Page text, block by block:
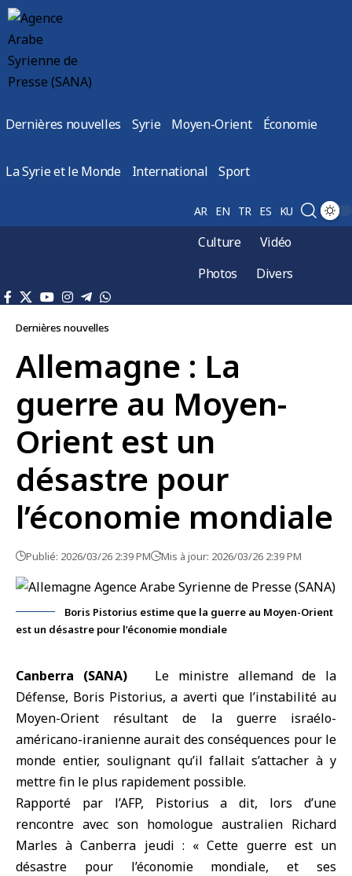
Dernières nouvelles Syrie Moyen-Orient Économie
La Syrie et le Monde International Sport
AR EN TR ES KU
Culture
Vidéo
Photos
Divers
Dernières nouvelles
Allemagne : La
guerre au Moyen-
Orient est un
désastre pour
l’économie mondiale
Publié: 2026/03/26 2:39 PM Mis à jour: 2026/03/26 2:39 PM
Boris Pistorius estime que la guerre au Moyen-Orient
est un désastre pour l’économie mondiale
Canberra (SANA)Le ministre allemand de la
Défense, Boris Pistorius, a averti que l’instabilité au
Moyen-Orient résultant de la guerre israélo-
américano-iranienne aurait des conséquences pour le
monde entier, soulignant qu’il fallait s’attacher à y
mettre fin le plus rapidement possible.
Rapporté par l’AFP, Pistorius a dit, lors d’une
rencontre avec son homologue australien Richard
Marles àCanberra jeudi : « Cette guerre est un
désastre pour l’économie mondiale, et ses